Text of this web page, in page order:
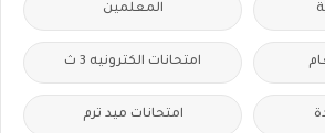
المعلمين
امتحانات الكترونيه 3 ث
امتحانات ميد ترم